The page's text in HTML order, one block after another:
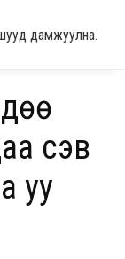
дамжуулна.
сэв
уу